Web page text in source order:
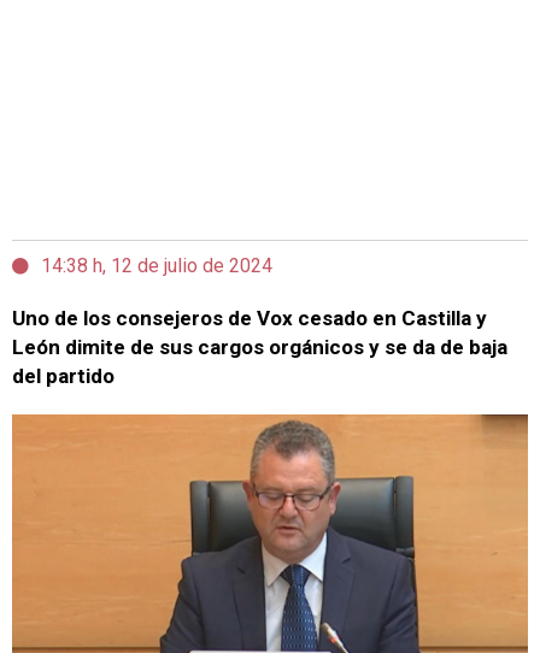
14:38 h, 12 de julio de 2024
Uno de los consejeros de Vox cesado en Castilla y
León dimite de sus cargos orgánicos y se da de baja
del partido